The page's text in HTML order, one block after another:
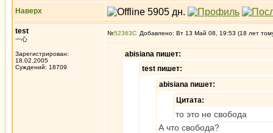
Наверх
test
一心
Зарегистрирован:
18.02.2005
Суждений: 18709
№52363 Добавлено: Вт 13 Май 08, 19:53 (18 лет
abisiana пишет:
test пишет:
abisiana пишет:
Цитата:
то это не свобода
А что свобода?